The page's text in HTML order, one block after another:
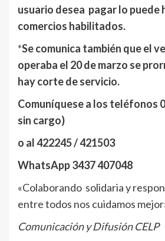
usuario desea pagar lo puede
comercios habilitados.
*Se comunica también que el
operaba el 20 de marzo se
hay corte de servicio.
Comuníquese a los teléfonos
sin cargo)
o al 422245 / 421503
WhatsApp 3437 407048
«Colaborando solidaria y
entre todos nos cuidamos
Comunicación y Difusión CELP